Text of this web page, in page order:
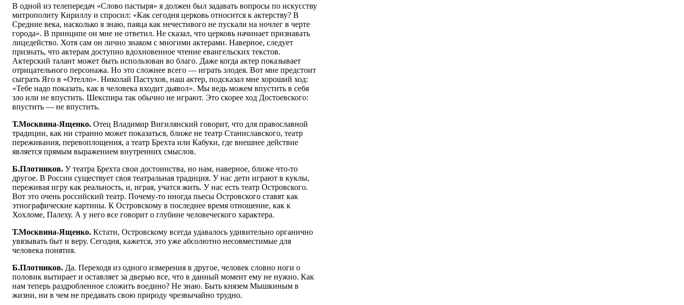
В одной из телепередач «Слово пастыря» я должен был задавать вопросы по искусству
митрополиту Кириллу и спросил: «Как сегодня церковь относится к актерству? В
Средние века, насколько я знаю, паяца как нечестивого не пускали на ночлег в черте
города». В принципе он мне не ответил. Не сказал, что церковь начинает признавать
лицедейство. Хотя сам он лично знаком с многими актерами. Наверное, следует
признать, что актерам доступно вдохновенное чтение евангельских текстов.
Актерский талант может быть использован во благо. Даже когда актер показывает
отрицательного персонажа. Но это сложнее всего — играть злодея. Вот мне предстоит
сыграть Яго в «Отелло». Николай Пастухов, наш актер, подсказал мне хороший ход:
«Тебе надо показать, как в человека входит дьявол». Мы ведь можем впустить в себя
зло или не впустить. Шекспира так обычно не играют. Это скорее ход Достоевского:
впустить — не впустить.
Т.Москвина-Ященко. Отец Владимир Вигилянский говорит, что для православной
традиции, как ни странно может показаться, ближе не театр Станиславского, театр
переживания, перевоплощения, а театр Брехта или Кабуки, где внешнее действие
является прямым выражением внутренних смыслов.
Б.Плотников. У театра Брехта свои достоинства, но нам, наверное, ближе что-то
другое. В России существует своя театральная традиция. У нас дети играют в куклы,
переживая игру как реальность, и, играя, учатся жить. У нас есть театр Островского.
Вот это очень российский театр. Почему-то иногда пьесы Островского ставят как
этнографические картины. К Островскому в последнее время отношение, как к
Хохломе, Палеху. А у него все говорит о глубине человеческого характера.
Т.Москвина-Ященко. Кстати, Островскому всегда удавалось удивительно органично
увязывать быт и веру. Сегодня, кажется, это уже абсолютно несовместимые для
человека понятия.
Б.Плотников. Да. Переходя из одного измерения в другое, человек словно ноги о
половик вытирает и оставляет за дверью все, что в данный момент ему не нужно. Как
нам теперь раздробленное сложить воедино? Не знаю. Быть князем Мышкиным в
жизни, ни в чем не предавать свою природу чрезвычайно трудно.